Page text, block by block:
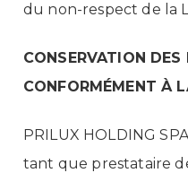
du non-respect de la
CONSERVATION DES
CONFORMÉMENT À
PRILUX HOLDING
tant que prestataire